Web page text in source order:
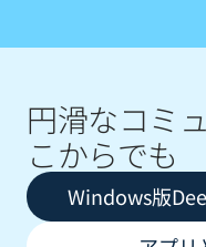
円滑なコミ
こからでも
Windows版